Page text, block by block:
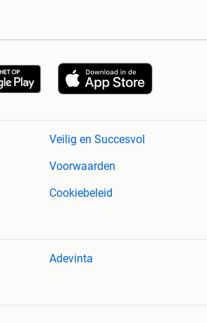
Veilig en Succesvol
Voorwaarden
Cookiebeleid
Adevinta